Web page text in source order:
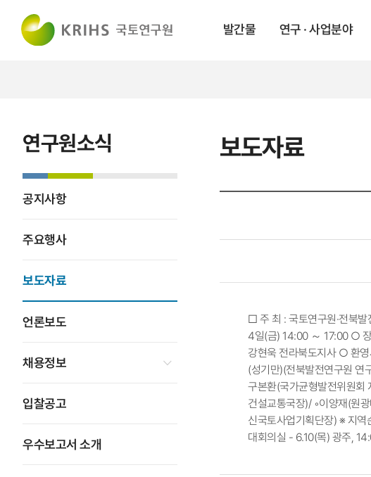
발간물 연구 · 사업분야
보도자료
연구원소식
공지사항
주요행사
보도자료
언론보도
채용정보
입찰공고
우수보고서 소개
□ 주 최 : 국토연구원·전북
4일(금) 14:00 ～ 17:00 ○
강현욱 전라북도지사 ○ 환
(성기만)(전북발전연구원 연
구본환(국가균형발전위원회
건설교통국장)/ ◦이양재(원
신국토사업기획단장) ※ 지
대회의실 - 6.10(목) 광주,